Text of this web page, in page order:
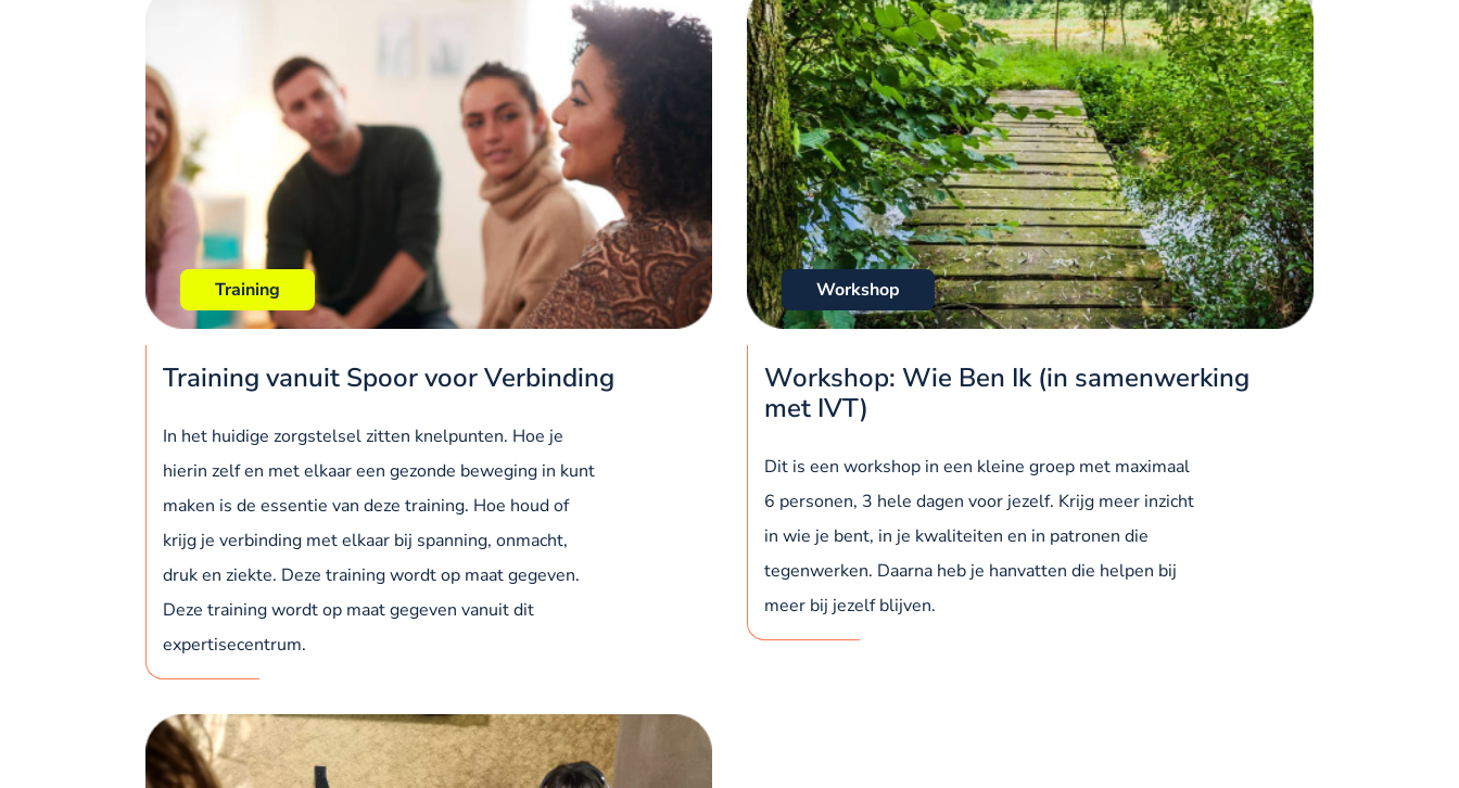
Training
Training vanuit Spoor voor Verbinding
In het huidige zorgstelsel zitten knelpunten. Hoe je
hierin zelf en met elkaar een gezonde beweging in kunt
maken is de essentie van deze training. Hoe houd of
krijg je verbinding met elkaar bij spanning, onmacht,
druk en ziekte. Deze training wordt op maat gegeven.
Deze training wordt op maat gegeven vanuit dit
expertisecentrum.
Workshop
Workshop: Wie Ben Ik (in samenwerking
met IVT)
Dit is een workshop in een kleine groep met maximaal
6 personen, 3 hele dagen voor jezelf. Krijg meer inzicht
in wie je bent, in je kwaliteiten en in patronen die
tegenwerken. Daarna heb je hanvatten die helpen bij
meer bij jezelf blijven.